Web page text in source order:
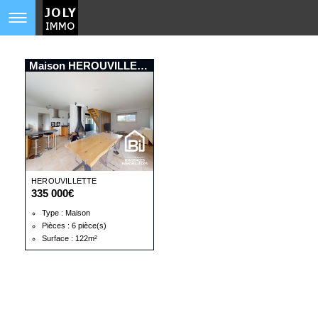
Maison HEROUVILLETTE
HEROUVILLETTE
335 000€
Type : Maison
Pièces : 6 pièce(s)
Surface : 122m²